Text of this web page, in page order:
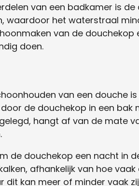
van een badkamer is
waardoor het waterstraal
van de douchekop
doen.
van een douche
de douchekop in een bak
hangt af van de mate
de douchekop een nacht in
afhankelijk van hoe
kan meer of minder vaak